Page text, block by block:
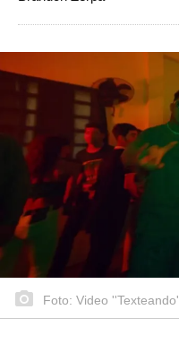
Foto: Video ''Texteando'